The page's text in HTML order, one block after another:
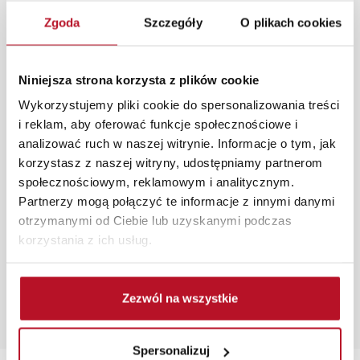
Zgoda Szczegóły O plikach cookies
Niniejsza strona korzysta z plików cookie
Wykorzystujemy pliki cookie do spersonalizowania treści
i reklam, aby oferować funkcje społecznościowe i
analizować ruch w naszej witrynie. Informacje o tym, jak
korzystasz z naszej witryny, udostępniamy partnerom
społecznościowym, reklamowym i analitycznym.
Partnerzy mogą połączyć te informacje z innymi danymi
otrzymanymi od Ciebie lub uzyskanymi podczas
korzystania z ich usług.
Zezwól na wszystkie
Spersonalizuj
programu Planer 3D bezpłatnie zaprojektują i
przygotują kompleksową wizualizację Państwa
złożone w sklepie stacjonarnym dostarczymy do 3 dni
roboczych na terenie całej Polski. W przypadku
zamówień internetowych czas dostawy wynosi do 5 dni
roboczych, również na terenie całego kraju. Wszystkie
zamówienia powyżej 1000 zł dostarczamy gratis
niezależnie od miejsca złożenia zamówienia.
Zdjęcia produktów mają charakter poglądowy.
Rzeczywiste kolory i struktura materiałów mogą różnić
się od widocznych na ekranie, zależnie od ustawień
Popularne wyszukiwania:
łóżka sypialniane składane|stolik mały|hoker różowy|